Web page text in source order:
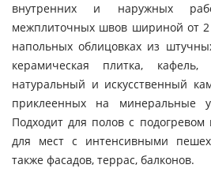
внутренних и наружных
межплиточных швов шириной от
напольных облицовках из
керамическая плитка, кафель,
натуральный и искусственный
приклеенных на минеральные
Подходит для полов с
для мест с интенсивными
также фасадов, террас, балконов.